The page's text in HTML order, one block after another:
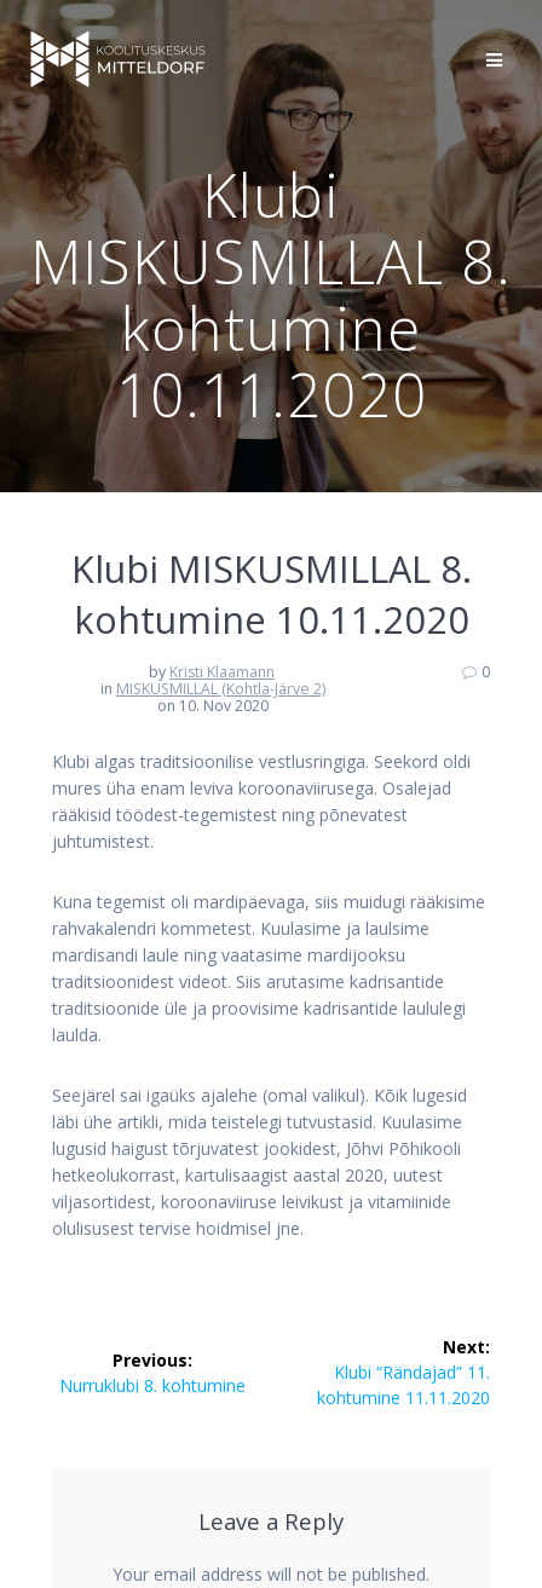
content
Klubi
MISKUSMILLAL 8.
kohtumine
10.11.2020
Klubi MISKUSMILLAL 8.
kohtumine 10.11.2020
by Kristi Klaamann
in MISKUSMILLAL (Kohtla-Järve 2)
on 10. Nov 2020
0
Klubi algas traditsioonilise vestlusringiga. Seekord oldi
mures üha enam leviva koroonaviirusega. Osalejad
rääkisid töödest-tegemistest ning põnevatest
juhtumistest.
Kuna tegemist oli mardipäevaga, siis muidugi rääkisime
rahvakalendri kommetest. Kuulasime ja laulsime
mardisandi laule ning vaatasime mardijooksu
traditsioonidest videot. Siis arutasime kadrisantide
traditsioonide üle ja proovisime kadrisantide laululegi
laulda.
Seejärel sai igaüks ajalehe (omal valikul). Kõik lugesid
läbi ühe artikli, mida teistelegi tutvustasid. Kuulasime
lugusid haigust tõrjuvatest jookidest, Jõhvi Põhikooli
hetkeolukorrast, kartulisaagist aastal 2020, uutest
viljasortidest, koroonaviiruse leivikust ja vitamiinide
olulisusest tervise hoidmisel jne.
navigation
Previous:
Previous
Nurruklubi 8. kohtumine
Next:
Next
post:
Klubi “Rändajad” 11.
kohtumine 11.11.2020
Leave a Reply
Your email address will not be published.